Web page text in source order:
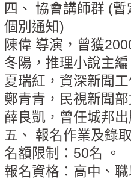
四、 協會講師群 (
個別通知)
陳偉 導演，曾獲
冬陽，推理小說主編
夏瑞紅，資深新聞
鄭青青，民視新聞
薛良凱，曾任城邦
五、 報名作業及錄
名額限制：50名 。
報名資格：高中、